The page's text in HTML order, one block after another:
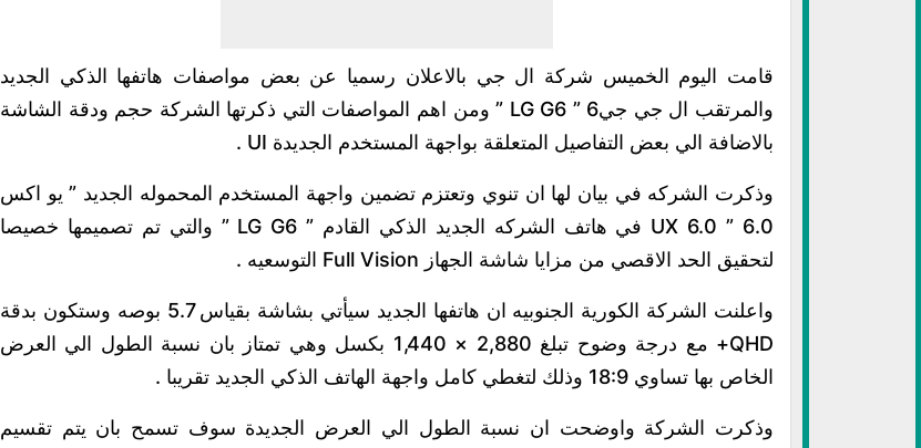
قامت اليوم الخميس شركة ال جي بالاعلان رسميا عن بعض مواصفات هاتفها الذكي الجديد
والمرتقب ال جي جي6 ” LG G6 ” ومن اهم المواصفات التي ذكرتها الشركة حجم ودقة الشاشة
بالاضافة الي بعض التفاصيل المتعلقة بواجهة المستخدم الجديدة UI .
وذكرت الشركه في بيان لها ان تنوي وتعتزم تضمين واجهة المستخدم المحموله الجديد ” يو اكس
6.0 ” UX 6.0 في هاتف الشركه الجديد الذكي القادم ” LG G6 ” والتي تم تصميمها خصيصا
لتحقيق الحد الاقصي من مزايا شاشة الجهاز Full Vision التوسعيه .
واعلنت الشركة الكورية الجنوبيه ان هاتفها الجديد سيأتي بشاشة بقياس 5.7 بوصه وستكون بدقة
QHD+ مع درجة وضوح تبلغ 2,880 × 1,440 بكسل وهي تمتاز بان نسبة الطول الي العرض
الخاص بها تساوي 18:9 وذلك لتغطي كامل واجهة الهاتف الذكي الجديد تقريبا .
وذكرت الشركة واوضحت ان نسبة الطول الي العرض الجديدة سوف تسمح بان يتم تقسيم